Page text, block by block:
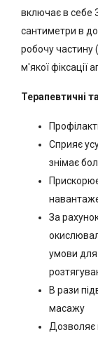
включає в себе
сантиметри в
робочу частину
м'якої фіксації
Терапевтичні
Сприяє
знімає
За рахунок
умови для
В рази
масажу
Дозволяє